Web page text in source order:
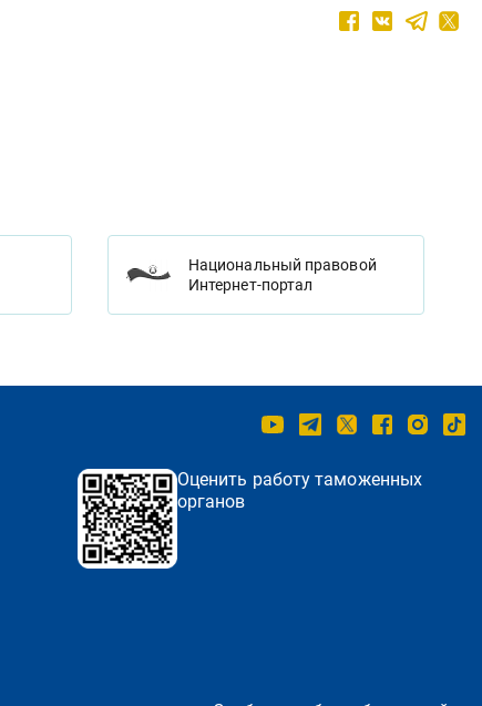
Национальный правовой
Интернет-портал
Оценить работу таможенных
органов